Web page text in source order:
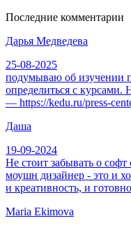
Последние комментарии
Дарья Медведева
25-08-2025
подумываю об изучении
определиться с курсами.
— https://kedu.ru/press-
Даша
19-09-2024
Не стоит забывать о
моушн дизайнер - это и
и креативность, и
Maria Ekimova